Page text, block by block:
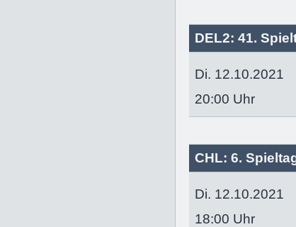
DEL2: 41.
Di. 12.10.2021
20:00 Uhr
CHL: 6.
Di. 12.10.2021
18:00 Uhr